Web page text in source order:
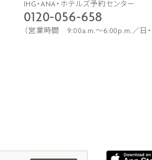
IHG・ANA・ホテルズ予約センター
0120-056-658
（営業時間 9:00a.m.〜6:00p.m.／日・